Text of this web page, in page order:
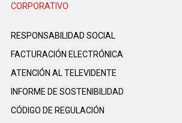
CORPORATIVO
RESPONSABILIDAD SOCIAL
FACTURACIÓN ELECTRÓNICA
ATENCIÓN AL TELEVIDENTE
INFORME DE SOSTENIBILIDAD
CÓDIGO DE REGULACIÓN